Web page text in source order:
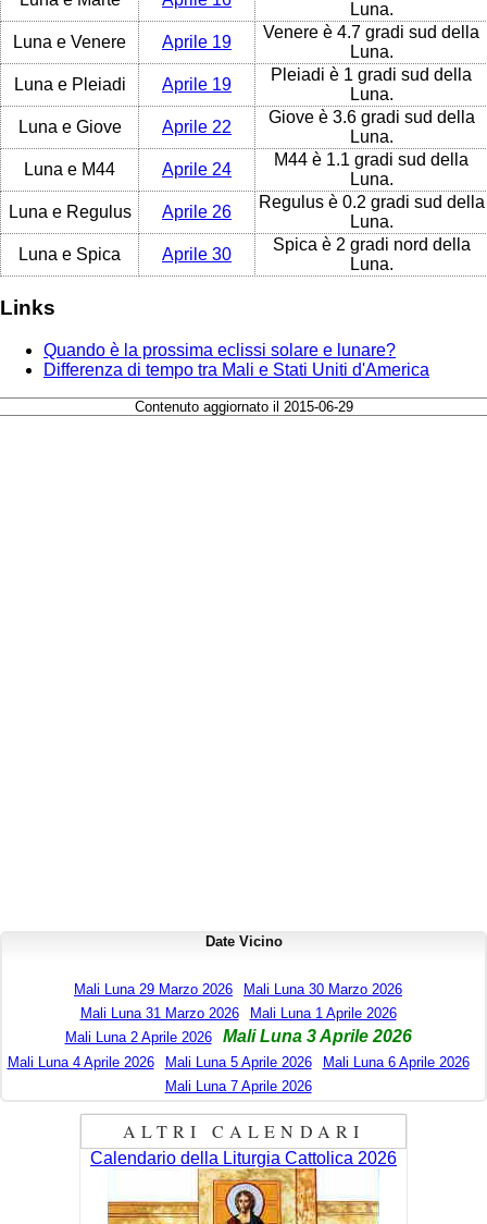
Luna.
Luna e Venere
Aprile 19
Venere è 4.7 gradi sud della
Luna.
Luna e Pleiadi
Aprile 19
Pleiadi è 1 gradi sud della
Luna.
Luna e Giove
Aprile 22
Giove è 3.6 gradi sud della
Luna.
Luna e M44
Aprile 24
M44 è 1.1 gradi sud della
Luna.
Luna e Regulus
Aprile 26
Regulus è 0.2 gradi sud della
Luna.
Luna e Spica
Aprile 30
Spica è 2 gradi nord della
Luna.
Links
Quando è la prossima eclissi solare e lunare?
Differenza di tempo tra Mali e Stati Uniti d'America
Contenuto aggiornato il 2015-06-29
Date Vicino
Mali Luna 29 Marzo 2026
Mali Luna 30 Marzo 2026
Mali Luna 31 Marzo 2026
Mali Luna 1 Aprile 2026
Mali Luna 2 Aprile 2026
Mali Luna 3 Aprile 2026
Mali Luna 4 Aprile 2026 Mali Luna 5 Aprile 2026
Mali Luna 6 Aprile 2026
Mali Luna 7 Aprile 2026
ALTRI CALENDARI
Calendario della Liturgia Cattolica 2026